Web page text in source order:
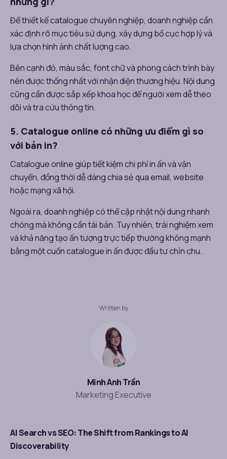
Để thiết kế catalogue chuyên nghiệp, doanh nghiệp cần
xác định rõ mục tiêu sử dụng, xây dựng bố cục hợp lý và
lựa chọn hình ảnh chất lượng cao.
Bên cạnh đó, màu sắc, font chữ và phong cách trình bày
nên được thống nhất với nhận diện thương hiệu. Nội dung
cũng cần được sắp xếp khoa học để người xem dễ theo
dõi và tra cứu thông tin.
5. Catalogue online có những ưu điểm gì so
với bản in?
Catalogue online giúp tiết kiệm chi phí in ấn và vận
chuyển, đồng thời dễ dàng chia sẻ qua email, website
hoặc mạng xã hội.
Ngoài ra, doanh nghiệp có thể cập nhật nội dung nhanh
chóng mà không cần tái bản. Tuy nhiên, trải nghiệm xem
và khả năng tạo ấn tượng trực tiếp thường không mạnh
bằng một cuốn catalogue in ấn được đầu tư chỉn chu.
Written by
Minh Anh Trần
Marketing Executive
AI Search vs SEO: The Shift from Rankings to AI
Discoverability